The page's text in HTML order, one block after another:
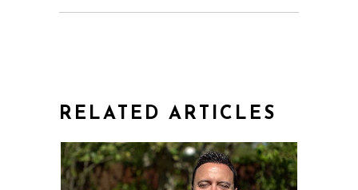
RELATED ARTICLES